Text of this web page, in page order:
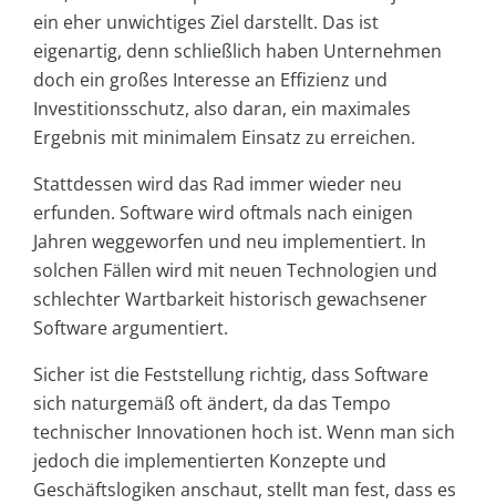
ein eher unwichtiges Ziel darstellt. Das ist
eigenartig, denn schließlich haben Unternehmen
doch ein großes Interesse an Effizienz und
Investitionsschutz, also daran, ein maximales
Ergebnis mit minimalem Einsatz zu erreichen.
Stattdessen wird das Rad immer wieder neu
erfunden. Software wird oftmals nach einigen
Jahren weggeworfen und neu implementiert. In
solchen Fällen wird mit neuen Technologien und
schlechter Wartbarkeit historisch gewachsener
Software argumentiert.
Sicher ist die Feststellung richtig, dass Software
sich naturgemäß oft ändert, da das Tempo
technischer Innovationen hoch ist. Wenn man sich
jedoch die implementierten Konzepte und
Geschäftslogiken anschaut, stellt man fest, dass es